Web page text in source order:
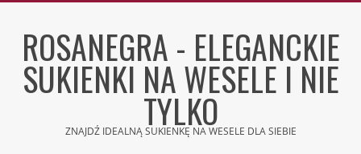
contentROSANEGRA - ELEGANCKIE
SUKIENKI NA WESELE I NIE
TYLKO
ZNAJDŹ IDEALNĄ SUKIENKĘ NA WESELE DLA SIEBIE